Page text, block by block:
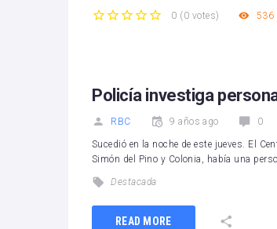
0 ( 0 votes) 536
Policía investiga
RBC 9 años ago 0
Sucedió en la noche de este jueves. El
Simón del Pino y Colonia, había una
Destacada
READ MORE